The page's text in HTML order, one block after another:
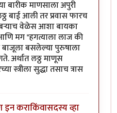
बारीक माणसाला अपुरी
बाई आली तर प्रवास फारच
वेळेस आशा बायका
मग "हगत्याला लाज की
बाजूला बसलेल्या पुरुषाला
अर्थात लठ्ठ माणूस
स्त्रीला सुद्धा तसाच त्रास
इन कराकिंवासदस्य व्हा